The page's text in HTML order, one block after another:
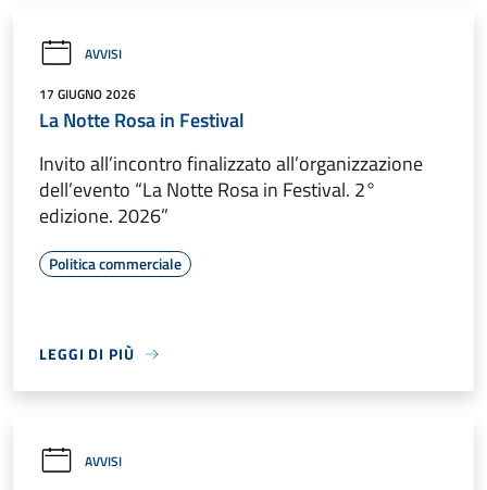
AVVISI
17 GIUGNO 2026
La Notte Rosa in Festival
Invito all’incontro finalizzato all’organizzazione
dell’evento “La Notte Rosa in Festival. 2°
edizione. 2026”
Politica commerciale
LEGGI DI PIÙ
AVVISI